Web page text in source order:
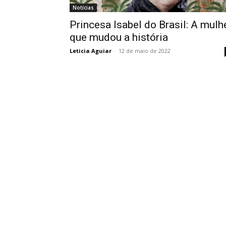
Notícias
Princesa Isabel do Brasil: A
que mudou a história
Leticia Aguiar - 12 de maio de 2022